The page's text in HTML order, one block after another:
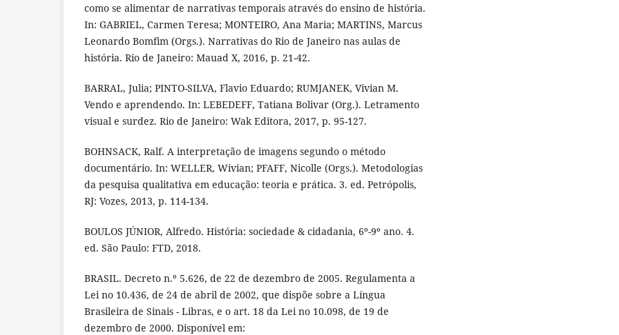
como se alimentar de narrativas temporais através do ensino de história.
In: GABRIEL, Carmen Teresa; MONTEIRO, Ana Maria; MARTINS, Marcus
Leonardo Bomfim (Orgs.). Narrativas do Rio de Janeiro nas aulas de
história. Rio de Janeiro: Mauad X, 2016, p. 21-42.
BARRAL, Julia; PINTO-SILVA, Flavio Eduardo; RUMJANEK, Vivian M.
Vendo e aprendendo. In: LEBEDEFF, Tatiana Bolivar (Org.). Letramento
visual e surdez. Rio de Janeiro: Wak Editora, 2017, p. 95-127.
BOHNSACK, Ralf. A interpretação de imagens segundo o método
documentário. In: WELLER, Wivian; PFAFF, Nicolle (Orgs.). Metodologias
da pesquisa qualitativa em educação: teoria e prática. 3. ed. Petrópolis,
RJ: Vozes, 2013, p. 114-134.
BOULOS JÚNIOR, Alfredo. História: sociedade & cidadania, 6º-9º ano. 4.
ed. São Paulo: FTD, 2018.
BRASIL. Decreto n.º 5.626, de 22 de dezembro de 2005. Regulamenta a
Lei no 10.436, de 24 de abril de 2002, que dispõe sobre a Língua
Brasileira de Sinais - Libras, e o art. 18 da Lei no 10.098, de 19 de
dezembro de 2000. Disponível em: